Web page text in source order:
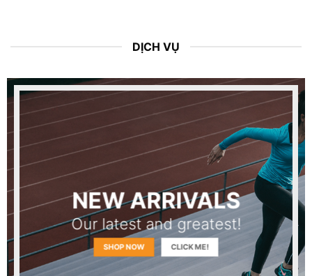
DỊCH VỤ
NEW ARRIVALS
Our latest and greatest!
SHOP NOW CLICK ME!